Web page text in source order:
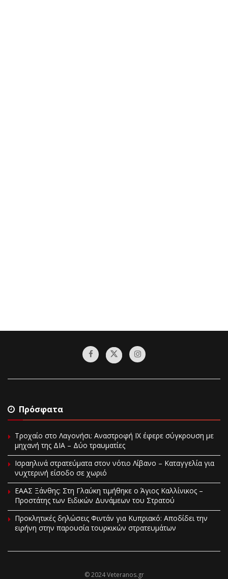
Πρόσφατα
Τροχαίο στο Λαγονήσι: Αναστροφή ΙΧ έφερε σύγκρουση με
μηχανή της ΔΙΑ – Δύο τραυματίες
Ισραηλινά στρατεύματα στον νότιο Λίβανο – Καταγγελία για
νυχτερινή είσοδο σε χωριό
EAAΣ Ξάνθης: Στη Γλαύκη τιμήθηκε ο Άγιος Καλλίνικος –
Προστάτης των Ειδικών Δυνάμεων του Στρατού
Προκλητικές δηλώσεις Φιντάν για Κυπριακό: Αποδίδει την
ειρήνη στην παρουσία τουρκικών στρατευμάτων
© 2024 Veteranos.gr